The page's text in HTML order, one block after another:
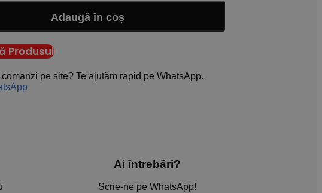
Adaugă în coș
Produsul
pe site? Te ajutăm rapid pe WhatsApp.
Ai întrebări?
Scrie-ne pe WhatsApp!